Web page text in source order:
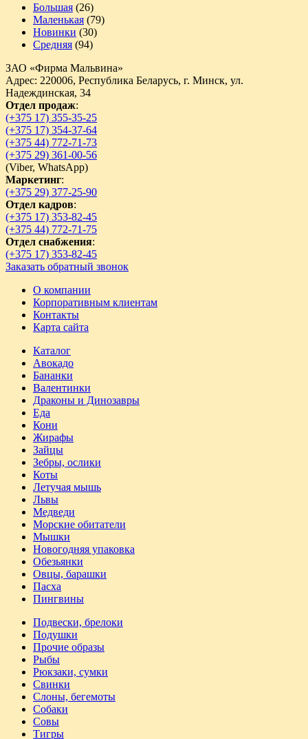
Большая (26)
Маленькая (79)
Новинки (30)
Средняя (94)
ЗАО «Фирма Мальвина»
Адрес: 220006, Республика Беларусь, г. Минск, ул.
Надеждинская, 34
Отдел продаж:
(+375 17) 355-35-25
(+375 17) 354-37-64
(+375 44) 772-71-73
(+375 29) 361-00-56
(Viber, WhatsApp)
Маркетинг:
(+375 29) 377-25-90
Отдел кадров:
(+375 17) 353-82-45
(+375 44) 772-71-75
Отдел снабжения:
(+375 17) 353-82-45
Заказать обратный звонок
О компании
Корпоративным клиентам
Контакты
Карта сайта
Каталог
Авокадо
Бананки
Валентинки
Драконы и Динозавры
Еда
Кони
Жирафы
Зайцы
Зебры, ослики
Коты
Летучая мышь
Львы
Медведи
Морские обитатели
Мышки
Новогодняя упаковка
Обезьянки
Овцы, барашки
Пасха
Пингвины
Подвески, брелоки
Подушки
Прочие образы
Рыбы
Рюкзаки, сумки
Свинки
Слоны, бегемоты
Собаки
Совы
Тигры